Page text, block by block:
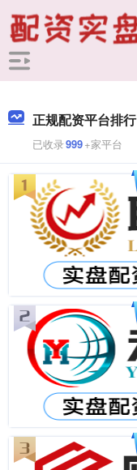
正规配资平台排行
已收录999+家平台